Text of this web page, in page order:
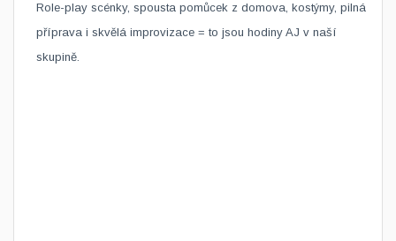
​Role-play scénky, spousta pomůcek z domova, kostýmy, pilná
příprava i skvělá improvizace = to jsou hodiny AJ v naší
skupině.